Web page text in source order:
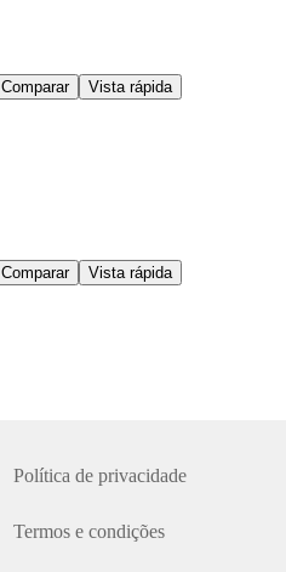
Comparar Vista rápida
Comparar Vista rápida
Política de privacidade
Termos e condições